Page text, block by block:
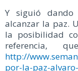
Y siguió
alcanzar la paz.
la posibilidad
referencia,
http://
por-la-paz-